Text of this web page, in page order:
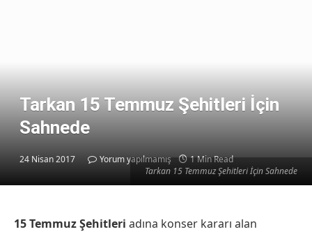
Tarkan 15 Temmuz Şehitleri İçin Sahnede
Tarkan 15 Temmuz Şehitleri İçin
Sahnede
24 Nisan 2017 Yorum yapılmamış 1 Min Read
15 Temmuz Şehitleri adına konser kararı alan